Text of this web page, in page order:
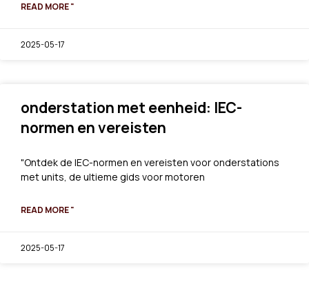
READ MORE "
2025-05-17
onderstation met eenheid: IEC-
normen en vereisten
"Ontdek de IEC-normen en vereisten voor onderstations
met units, de ultieme gids voor motoren
READ MORE "
2025-05-17